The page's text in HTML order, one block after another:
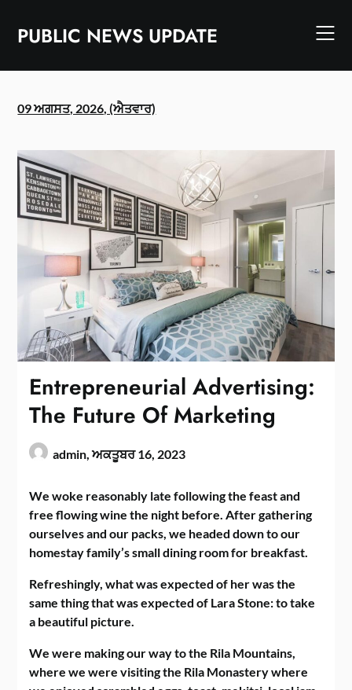
contentPUBLIC NEWS UPDATE
09 ਅਗਸਤ, 2026, (ਐਤਵਾਰ)
Entrepreneurial Advertising:
The Future Of Marketing
admin,ਅਕਤੂਬਰ 16, 2023
We woke reasonably late following the feast and
free flowing wine the night before. After gathering
ourselves and our packs, we headed down to our
homestay family’s small dining room for breakfast.
Refreshingly, what was expected of her was the
same thing that was expected of Lara Stone: to take
a beautiful picture.
We were making our way to the Rila Mountains,
where we were visiting the Rila Monastery where